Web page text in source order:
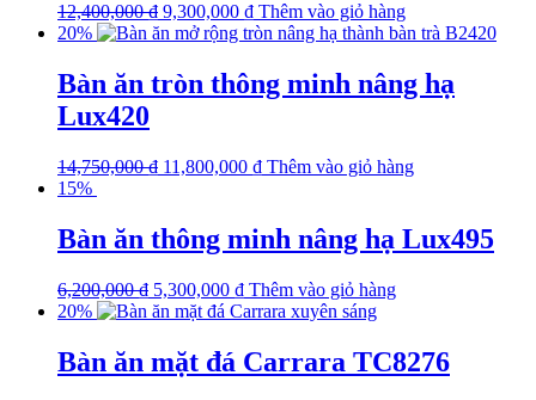
12,400,000₫ 9,300,000 ₫ Thêm vào giỏ hàng
20%
Bàn ăn tròn thông minh nâng hạ
Lux420
14,750,000₫ 11,800,000 ₫ Thêm vào giỏ hàng
15%
Bàn ăn thông minh nâng hạ Lux495
6,200,000₫ 5,300,000 ₫ Thêm vào giỏ hàng
20%
Bàn ăn mặt đá Carrara TC8276